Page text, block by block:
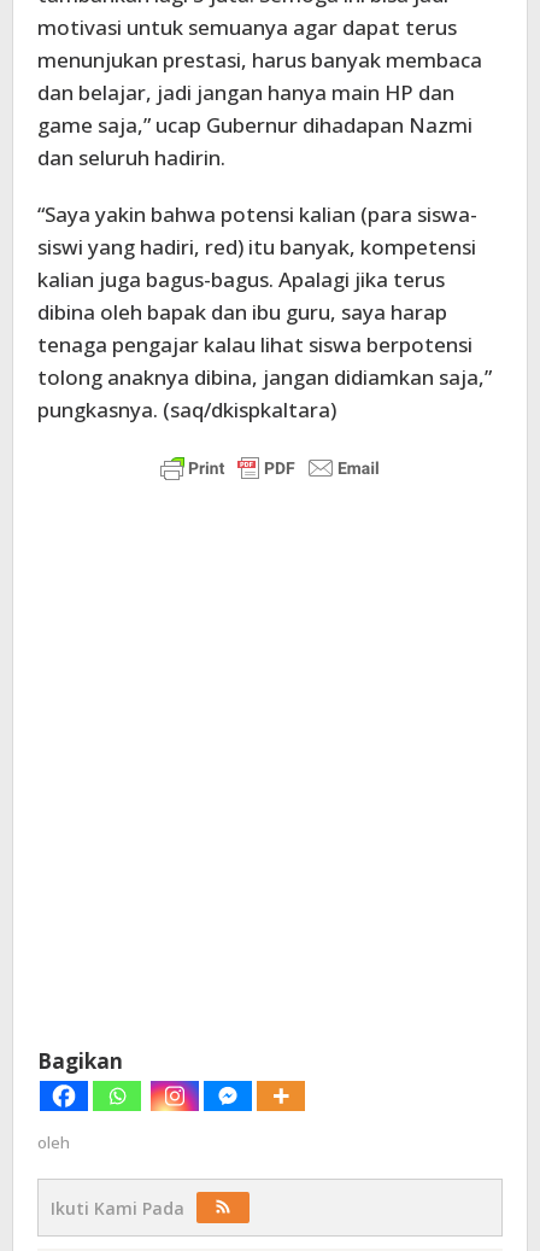
motivasi untuk semuanya agar dapat terus
menunjukan prestasi, harus banyak membaca
dan belajar, jadi jangan hanya main HP dan
game saja,” ucap Gubernur dihadapan Nazmi
dan seluruh hadirin.
“Saya yakin bahwa potensi kalian (para siswa-
siswi yang hadiri, red) itu banyak, kompetensi
kalian juga bagus-bagus. Apalagi jika terus
dibina oleh bapak dan ibu guru, saya harap
tenaga pengajar kalau lihat siswa berpotensi
tolong anaknya dibina, jangan didiamkan saja,”
pungkasnya. (saq/dkispkaltara)
Bagikan
oleh
Ikuti Kami Pada